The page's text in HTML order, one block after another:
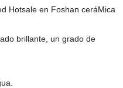
Hotsale en Foshan ceráMica
brillante, un grado de